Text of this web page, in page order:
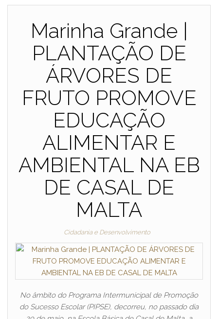
Marinha Grande |
PLANTAÇÃO DE
ÁRVORES DE
FRUTO PROMOVE
EDUCAÇÃO
ALIMENTAR E
AMBIENTAL NA EB
DE CASAL DE
MALTA
Cidadania e Desenvolvimento
No âmbito do Programa Intermunicipal de Promoção
do Sucesso Escolar (PIPSE), decorreu, no passado dia